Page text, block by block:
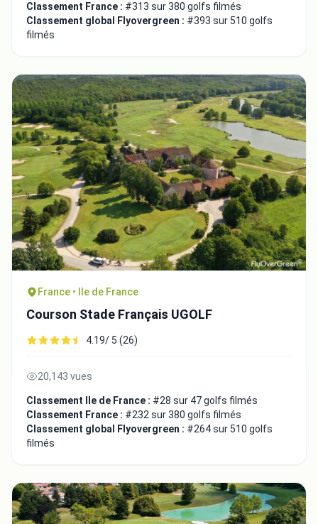
Classement France : #313 sur 380 golfs filmés
Classement global Flyovergreen : #393 sur 510 golfs
filmés
France • Ile de France
Courson Stade Français UGOLF
4.19/ 5 (26)
20,143 vues
Classement Ile de France : #28 sur 47 golfs filmés
Classement France : #232 sur 380 golfs filmés
Classement global Flyovergreen : #264 sur 510 golfs
filmés